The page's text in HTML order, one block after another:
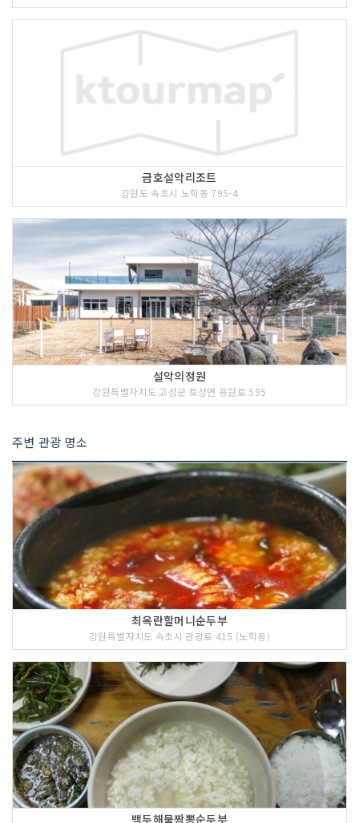
금호설악리조트
강원도 속초시 노학동 795-4
설악의정원
강원특별자치도 고성군 토성면 용원로 595
주변 관광 명소
최옥란할머니순두부
강원특별자치도 속초시 관광로 415 (노학동)
백두해물짬뽕순두부